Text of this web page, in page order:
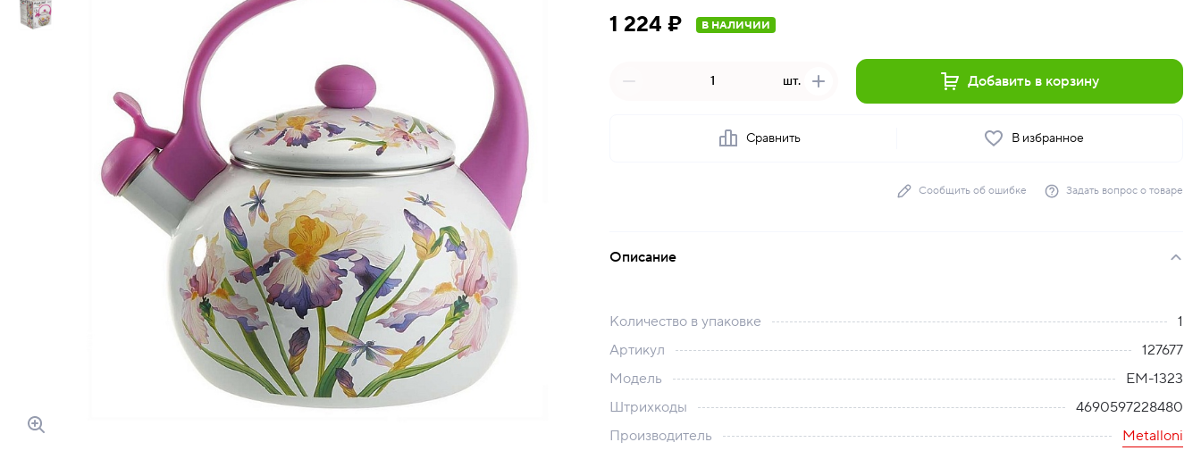
1 224 ₽
В НАЛИЧИИ
шт. Добавить в корзину
Сравнить В избранное
Сообщить об ошибке Задать вопрос о товаре
Описание
Количество в упаковке
1
Артикул
127677
Модель
EM-1323
Штрихкоды
4690597228480
Производитель
Metalloni